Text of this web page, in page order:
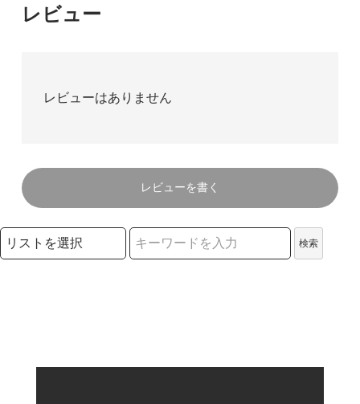
レビュー
レビューはありません
レビューを書く
検索リストの選択
検索